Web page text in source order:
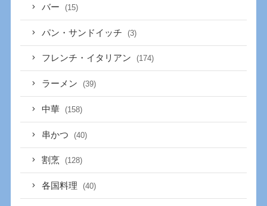
バー (15)
パン・サンドイッチ (3)
フレンチ・イタリアン (174)
ラーメン (39)
中華 (158)
串かつ (40)
割烹 (128)
各国料理 (40)